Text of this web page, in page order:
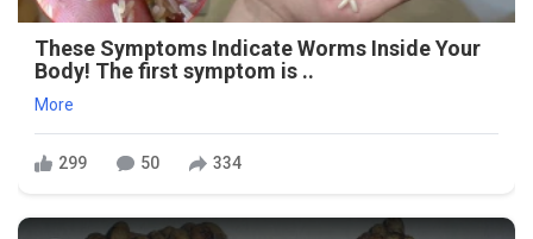
These Symptoms Indicate Worms Inside Your
Body! The first symptom is ..
More
299 50 334